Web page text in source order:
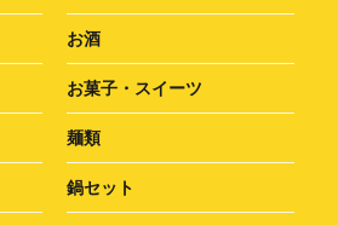
お酒
お菓子・スイーツ
麺類
鍋セット